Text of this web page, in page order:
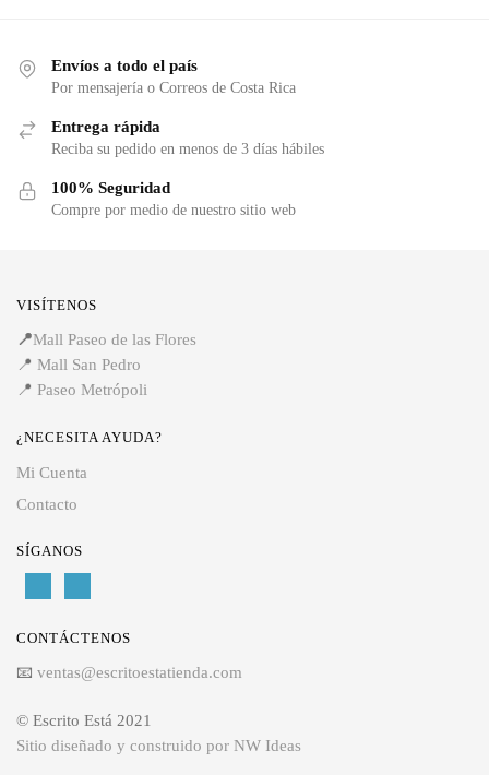
Envíos a todo el país
Por mensajería o Correos de Costa Rica
Entrega rápida
Reciba su pedido en menos de 3 días hábiles
100% Seguridad
Compre por medio de nuestro sitio web
VISÍTENOS
📍Mall Paseo de las Flores
📍 Mall San Pedro
📍 Paseo Metrópoli
¿NECESITA AYUDA?
Mi Cuenta
Contacto
SÍGANOS
CONTÁCTENOS
📧 ventas@escritoestatienda.com
© Escrito Está 2021
Sitio diseñado y construido por NW Ideas